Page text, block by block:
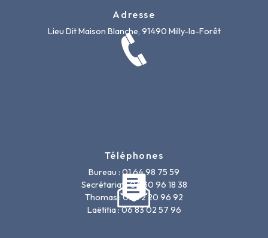
Adresse
Lieu Dit Maison Blanche, 91490 Milly-la-Forêt
Téléphones
Bureau : 01 64 98 75 59
Secrétariat : 06 30 96 18 38
Thomas : 06 72 20 96 92
Laëtitia : 06 83 02 57 96